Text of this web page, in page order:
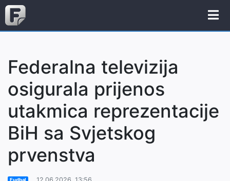
Federalna televizija
osigurala prijenos
utakmica reprezentacije
BiH sa Svjetskog
prvenstva
Fudbal